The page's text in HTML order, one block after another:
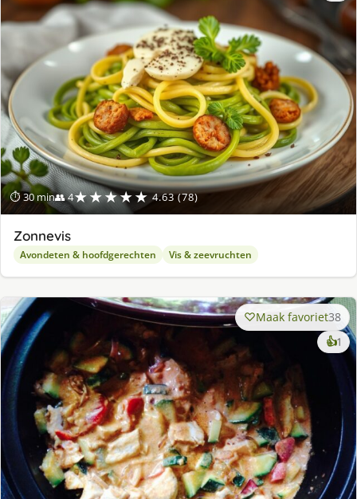
⏱ 30 min👥 4★★★★★ 4.63 (78)
Zonnevis
Avondeten & hoofdgerechten Vis & zeevruchten
Maak favoriet38
👍1